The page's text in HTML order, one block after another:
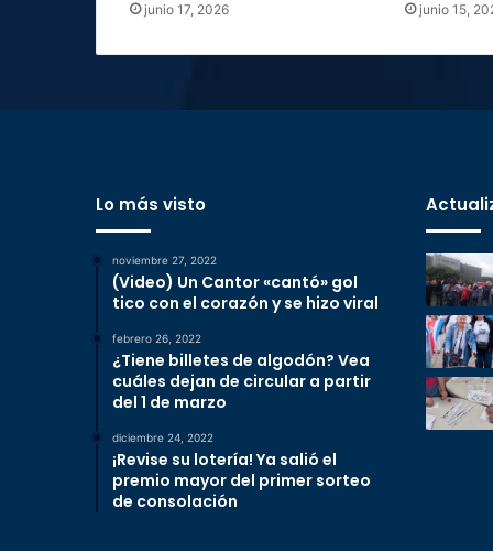
junio 17, 2026 junio 15,
Lo más visto
noviembre 27, 2022
(Video) Un Cantor «cantó» gol
tico con el corazón y se hizo viral
febrero 26, 2022
¿Tiene billetes de algodón? Vea
cuáles dejan de circular a partir
del 1 de marzo
diciembre 24, 2022
¡Revise su lotería! Ya salió el
premio mayor del primer sorteo
de consolación